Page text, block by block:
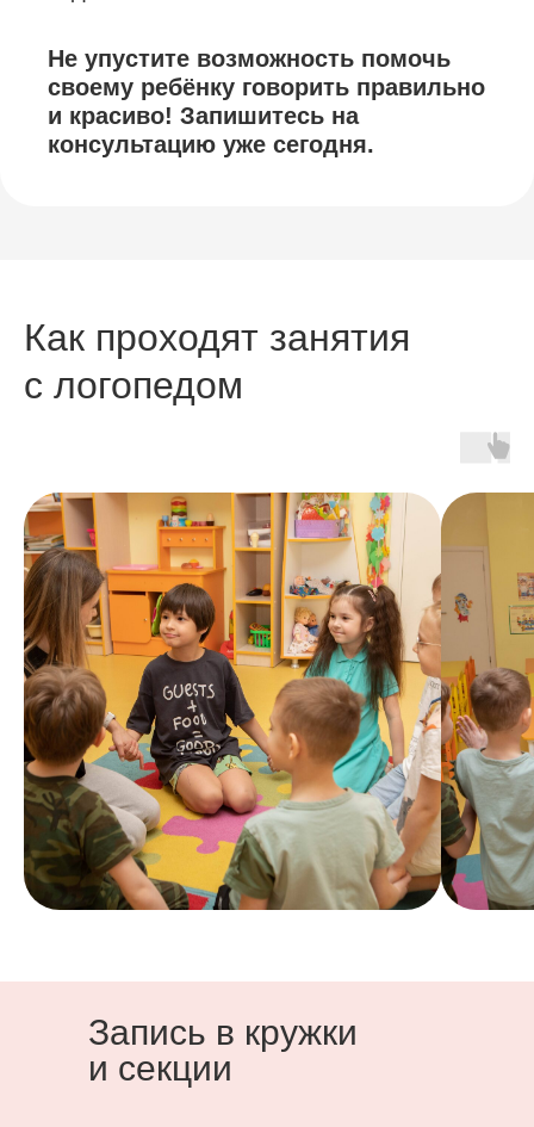
Не упустите возможность помочь
своему ребёнку говорить правильно
и красиво! Запишитесь на
консультацию уже сегодня.
Как проходят занятия
с логопедом
Запись в кружки
и секции